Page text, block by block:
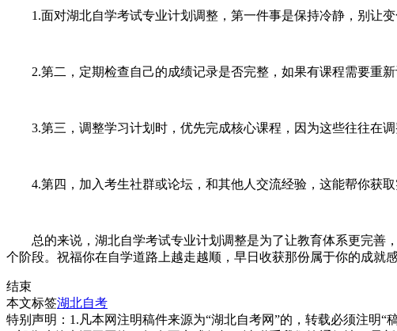
1.面对湖北自学考试专业计划调整，第一件事是保持冷静，别让变
2.第二，定期检查自己的成绩记录是否完整，如果有课程需要重新
3.第三，调整学习计划时，优先完成核心课程，因为这些往往在调
4.第四，加入考生社群或论坛，和其他人交流经验，这能帮你获取
总的来说，湖北自学考试专业计划调整是为了让教育体系更完善
个阶段。祝福你在自学道路上越走越顺，早日收获那份属于你的成就感
结束
本文标签湖北自考
特别声明：1.凡本网注明稿件来源为“湖北自考网”的，转载必须注明“